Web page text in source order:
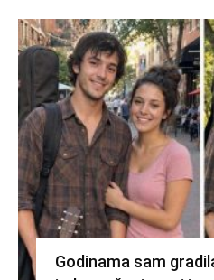
Godinama sam